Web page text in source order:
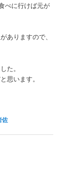
べに行けば元が
ありますので、
た。
思います。
佐